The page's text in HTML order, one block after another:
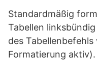
Standardmäßig
Tabellen
des
Formatierung